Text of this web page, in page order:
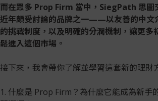
而在眾多 Prop Firm 當中，SiegPath 思圖
近年頗受討論的品牌之一——以友善的中文
的挑戰制度，以及明確的分潤機制，讓更多
鬆進入這個市場。
接下來，我會帶你了解並學習這套新的理財
1. 什麼是 Prop Firm？為什麼它能成為新手